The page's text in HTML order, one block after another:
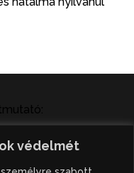
védelmét
hírportálon
és minden egyéb